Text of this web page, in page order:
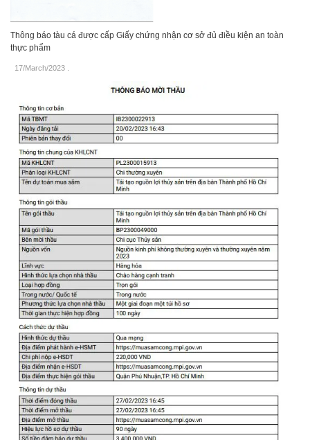
Thông báo tàu cá được cấp Giấy chứng nhận cơ sở đủ điều kiện an toàn
thực phẩm
17/March/2023